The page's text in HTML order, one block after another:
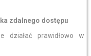
zdalnego dostępu
działać prawidłowo w